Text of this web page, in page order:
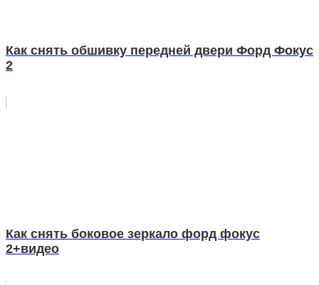
Как снять обшивку передней двери Форд Фокус
2
Как снять боковое зеркало форд фокус
2+видео